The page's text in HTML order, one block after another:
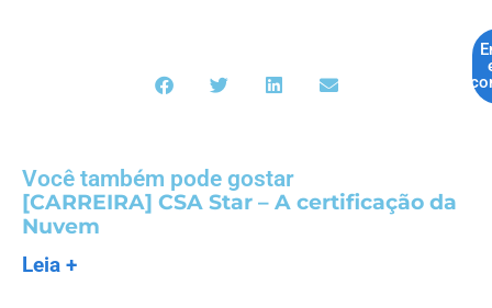
Você também pode gostar
[CARREIRA] CSA Star – A certificação da
Nuvem
Leia +